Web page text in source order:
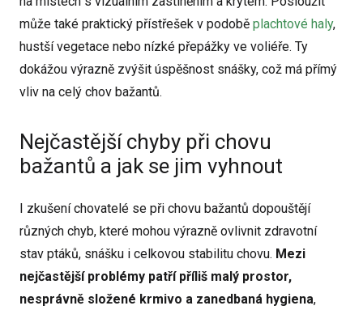
může také praktický přístřešek v podobě plachtové haly,
hustší vegetace nebo nízké přepážky ve voliéře. Ty
dokážou výrazně zvýšit úspěšnost snášky, což má přímý
vliv na celý chov bažantů.
Nejčastější chyby při chovu
bažantů a jak se jim vyhnout
I zkušení chovatelé se při chovu bažantů dopouštějí
různých chyb, které mohou výrazně ovlivnit zdravotní
stav ptáků, snášku i celkovou stabilitu chovu. Mezi
nejčastější problémy patří příliš malý prostor,
nesprávně složené krmivo a zanedbaná hygiena,